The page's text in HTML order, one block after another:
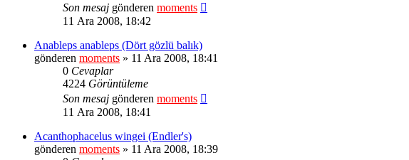
Son mesaj gönderen moments
11 Ara 2008, 18:42
Anableps anableps (Dört gözlü balık)
gönderen moments » 11 Ara 2008, 18:41
0 Cevaplar
4224 Görüntüleme
Son mesaj gönderen moments
11 Ara 2008, 18:41
Acanthophacelus wingei (Endler's)
gönderen moments » 11 Ara 2008, 18:39